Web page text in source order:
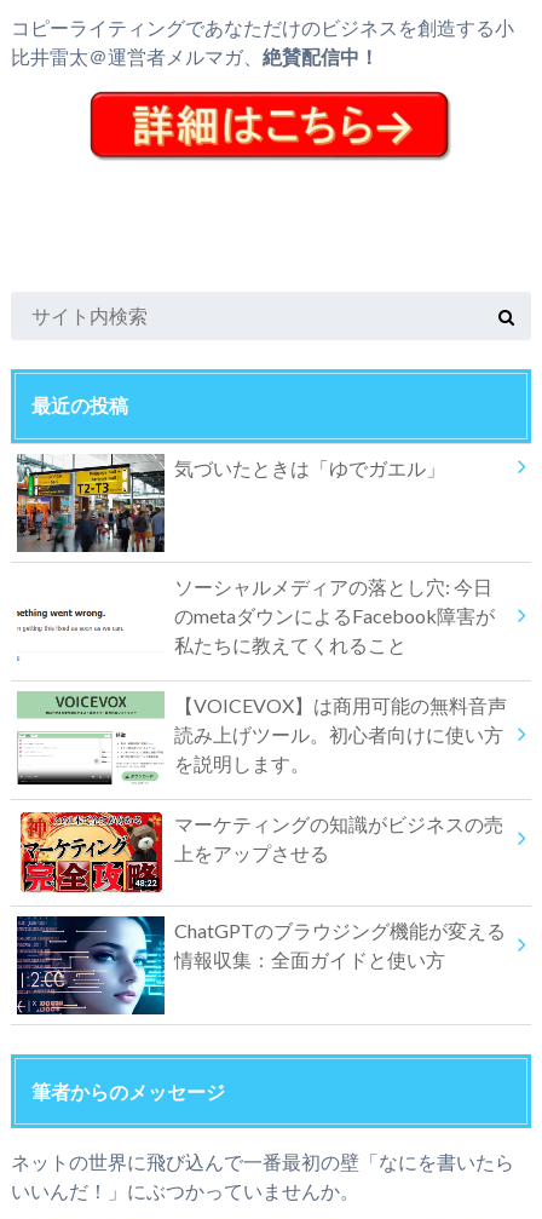
コピーライティングであなただけのビジネスを創造する小
比井雷太＠運営者メルマガ、 絶賛配信中！
最近の投稿
気づいたときは「ゆでガエル」
ソーシャルメディアの落とし穴: 今日
のmetaダウンによるFacebook障害が
私たちに教えてくれること
【VOICEVOX】は商用可能の無料音声
読み上げツール。初心者向けに使い方
を説明します。
マーケティングの知識がビジネスの売
上をアップさせる
ChatGPTのブラウジング機能が変える
情報収集：全面ガイドと使い方
筆者からのメッセージ
ネットの世界に飛び込んで一番最初の壁「なにを書いたら
いいんだ！」にぶつかっていませんか。